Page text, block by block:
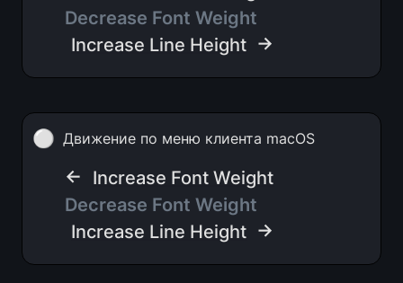
Decrease Font Weight
Increase Line Height →
⚪ Движение по меню клиента macOS
←
Increase Font Weight
Decrease Font Weight
Increase Line Height →